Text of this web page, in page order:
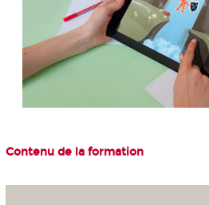
Contenu de la formation